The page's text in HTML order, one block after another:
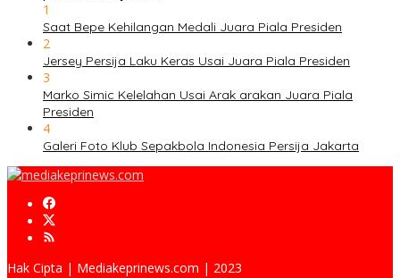
1
Saat Bepe Kehilangan Medali Juara Piala Presiden
2
Jersey Persija Laku Keras Usai Juara Piala Presiden
3
Marko Simic Kelelahan Usai Arak arakan Juara Piala
Presiden
4
Galeri Foto Klub Sepakbola Indonesia Persija Jakarta
Hak Cipta | Mediakeprinews.com | 2023